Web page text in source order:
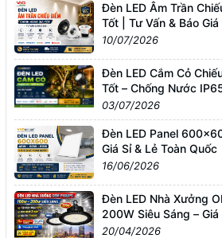
Đèn LED Âm Trần
Tốt | Tư Vấn & Báo Giá
10/07/2026
Đèn LED Cắm Cỏ
Tốt – Chống Nước
Hãng
03/07/2026
Đèn LED Panel
Giá Sỉ & Lẻ Toàn Quốc
16/06/2026
Đèn LED Nhà Xưởng
200W Siêu Sáng –
3 Năm
20/04/2026